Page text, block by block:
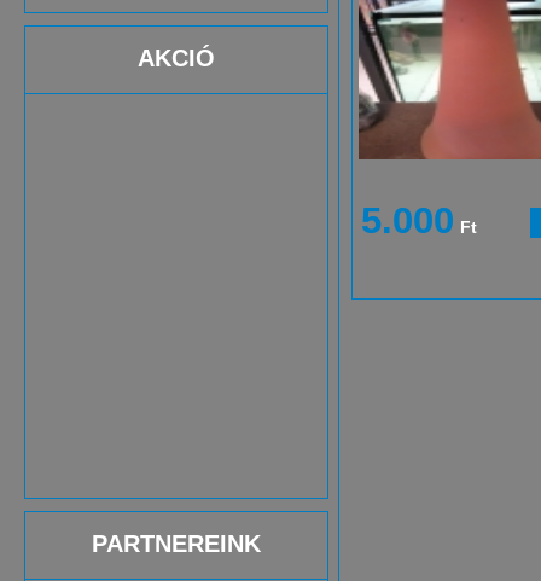
AKCIÓ
PARTNEREINK
5.000 Ft